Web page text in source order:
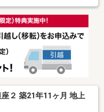
２ 築21年11ヶ月 地上